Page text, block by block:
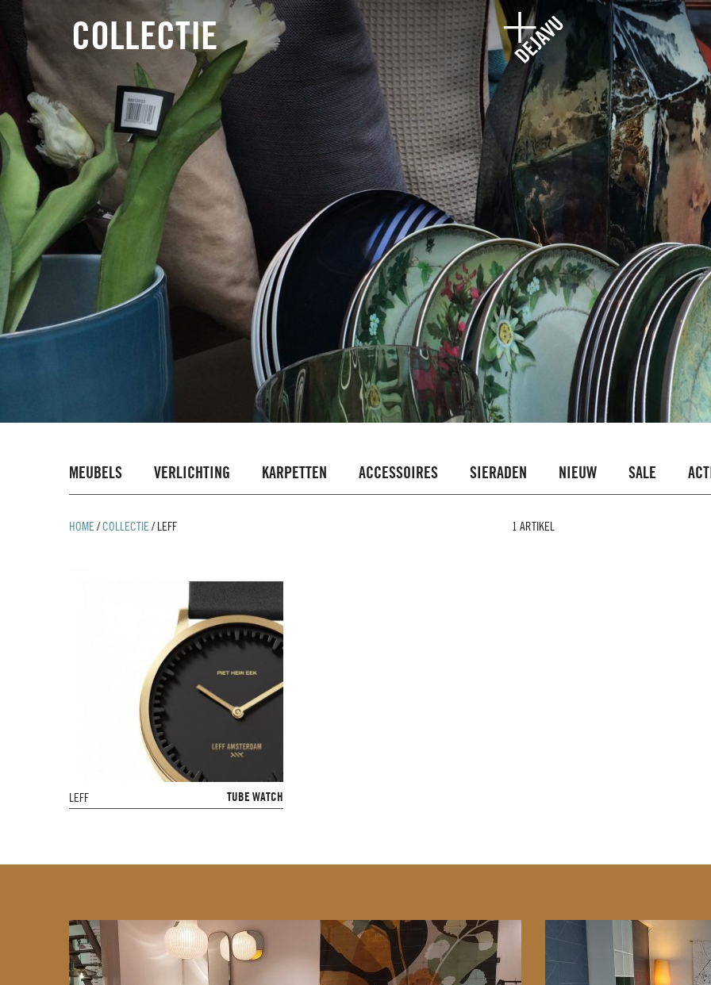
COLLECTIE
MEUBELS VERLICHTING KARPETTEN ACCESSOIRES SIERADEN NIEUW SALE
HOME / COLLECTIE / LEFF 1 ARTIKEL
LEFF TUBE WATCH